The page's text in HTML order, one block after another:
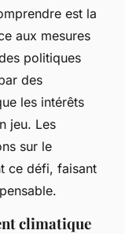
est la
aux mesures
politiques
des
les intérêts
jeu. Les
sur le
ce défi, faisant
climatique